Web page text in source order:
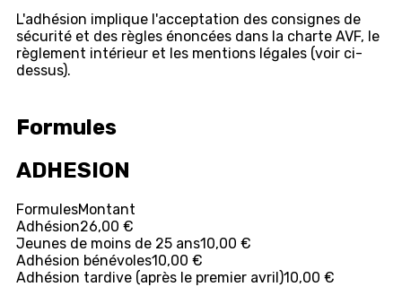
L'adhésion implique l'acceptation des consignes de
sécurité et des règles énoncées dans la charte AVF, le
règlement intérieur et les mentions légales (voir ci-
dessus).
Formules
ADHESION
FormulesMontant
Adhésion26,00 €
Jeunes de moins de 25 ans10,00 €
Adhésion bénévoles10,00 €
Adhésion tardive (après le premier avril)10,00 €